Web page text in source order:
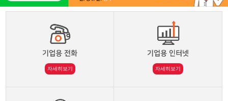
자세히보기 자세히보기